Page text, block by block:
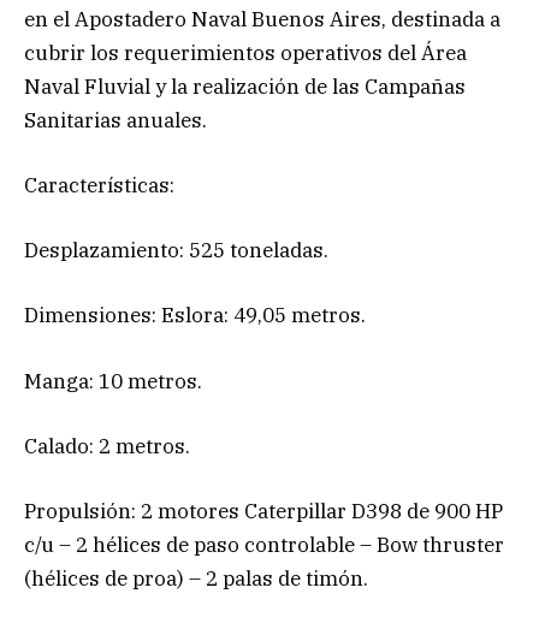
en el Apostadero Naval Buenos Aires, destinada a
cubrir los requerimientos operativos del Área
Naval Fluvial y la realización de las Campañas
Sanitarias anuales.
Características:
Desplazamiento: 525 toneladas.
Dimensiones: Eslora: 49,05 metros.
Manga: 10 metros.
Calado: 2 metros.
Propulsión: 2 motores Caterpillar D398 de 900 HP
c/u – 2 hélices de paso controlable – Bow thruster
(hélices de proa) – 2 palas de timón.